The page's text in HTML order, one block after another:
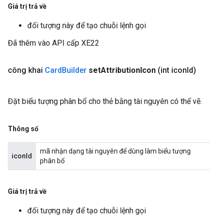
Giá trị trả về
đối tượng này để tạo chuỗi lệnh gọi
Đã thêm vào API cấp XE22
công khai CardBuilder setAttributionIcon (int iconId)
Đặt biểu tượng phân bổ cho thẻ bằng tài nguyên có thể vẽ.
Thông số
iconId
mã nhận dạng tài nguyên để dùng làm biểu tượng
phân bổ
Giá trị trả về
đối tượng này để tạo chuỗi lệnh gọi